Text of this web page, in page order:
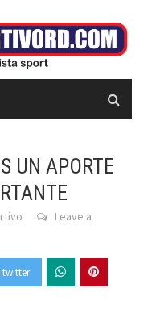
UN APORTE
Leave a
twitter